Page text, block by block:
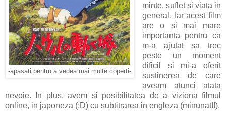
-apasati pentru a vedea mai multe coperti-
minte, suflet si viata in
general. Iar acest film
are o si mai mare
importanta pentru ca
m-a ajutat sa trec
peste un moment
dificil si mi-a oferit
sustinerea de care
aveam atunci atata
nevoie. In plus, avem si posibilitatea de a viziona filmul
online, in japoneza (:D) cu subtitrarea in engleza (minunat!!).